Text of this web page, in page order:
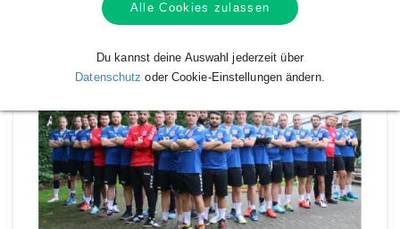
VerfügbareKalendervonTuS Vinnhorst
Alle Cookies zulassen
Du kannst deine Auswahl jederzeit über
Datenschutz oder Cookie-Einstellungen ändern.